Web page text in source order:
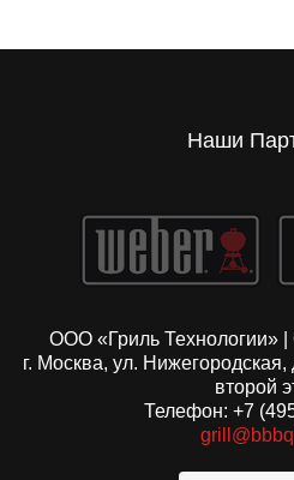
Наши
ООО «Гриль Технологии»
г. Москва, ул.
второй
Телефон: +7